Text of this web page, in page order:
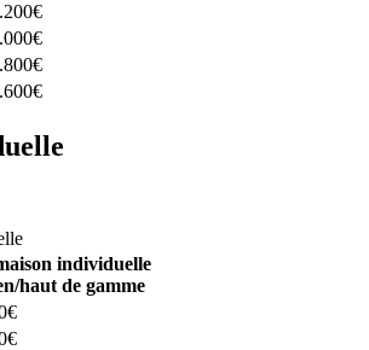
individuelle
haut de gamme